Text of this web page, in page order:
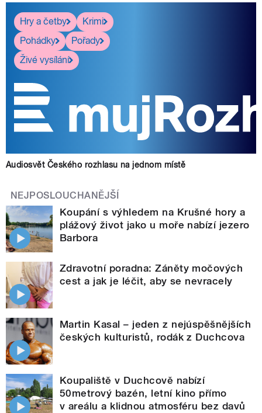
Hry a četby
Krimi
Pohádky
Pořady
Živé vysílání
Audiosvět Českého rozhlasu na jednom místě
NEJPOSLOUCHANĚJŠÍ
Koupání s výhledem na Krušné hory a
plážový život jako u moře nabízí jezero
Barbora
Zdravotní poradna: Záněty močových
cest a jak je léčit, aby se nevracely
Martin Kasal – jeden z nejúspěšnějších
českých kulturistů, rodák z Duchcova
Koupaliště v Duchcově nabízí
50metrový bazén, letní kino přímo
v areálu a klidnou atmosféru bez davů